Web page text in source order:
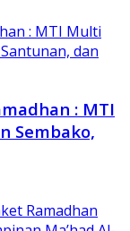
: MTI
Sembako,